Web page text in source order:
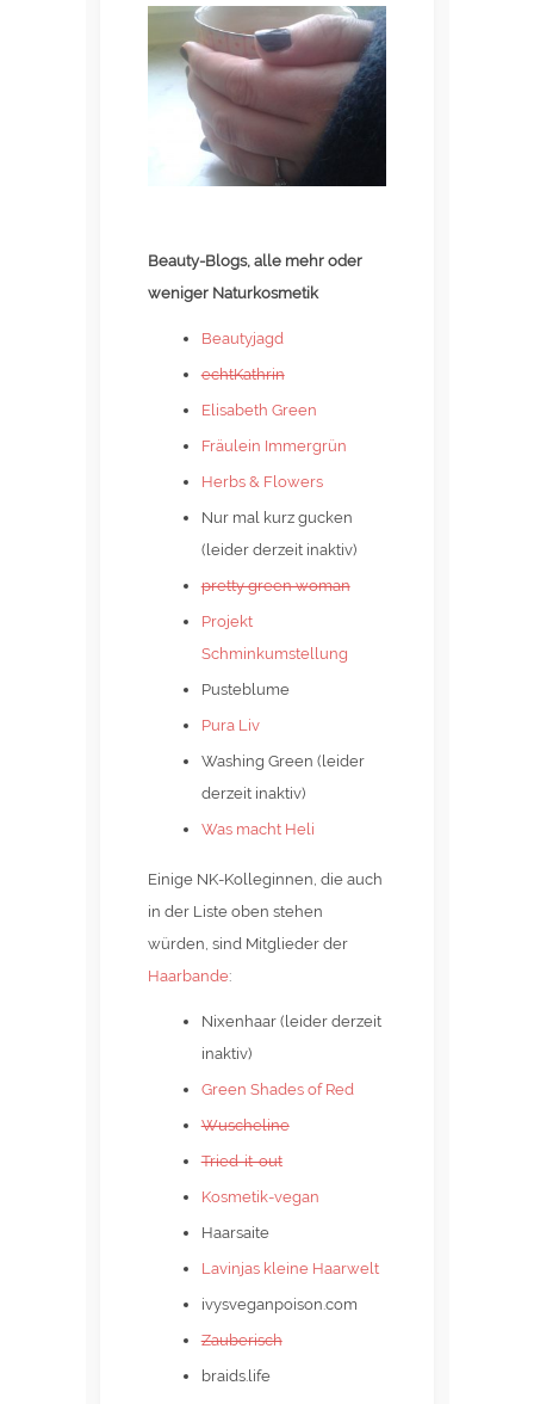
Beauty-Blogs, alle mehr oder
weniger Naturkosmetik
Beautyjagd
echtKathrin
Elisabeth Green
Fräulein Immergrün
Herbs & Flowers
Nur mal kurz gucken
(leider derzeit inaktiv)
pretty green woman
Projekt
Schminkumstellung
Pusteblume
Pura Liv
Washing Green (leider
derzeit inaktiv)
Was macht Heli
Einige NK-Kolleginnen, die auch
in der Liste oben stehen
würden, sind Mitglieder der
Haarbande:
Nixenhaar (leider derzeit
inaktiv)
Green Shades of Red
Wuscheline
Tried-it-out
Kosmetik-vegan
Haarsaite
Lavinjas kleine Haarwelt
ivysveganpoison.com
Zauberisch
braids.life